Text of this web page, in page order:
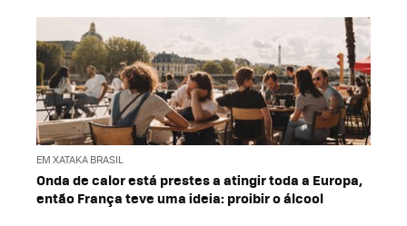
EM XATAKA BRASIL
Onda de calor está prestes a atingir toda a Europa,
então França teve uma ideia: proibir o álcool